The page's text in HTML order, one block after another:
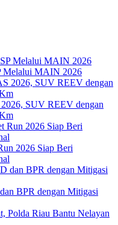
Melalui MAIN 2026
SUV REEV dengan
2026 Siap Beri
BPR dengan Mitigasi